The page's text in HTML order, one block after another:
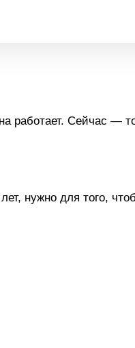
работает. Сейчас —
нужно для того,